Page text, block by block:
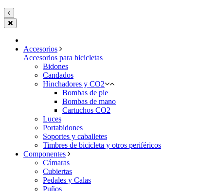
Accesorios
Accesorios para bicicletas
Bidones
Candados
Hinchadores y CO2
Bombas de pie
Bombas de mano
Cartuchos CO2
Luces
Portabidones
Soportes y caballetes
Timbres de bicicleta y otros periféricos
Componentes
Cámaras
Cubiertas
Pedales y Calas
Puños